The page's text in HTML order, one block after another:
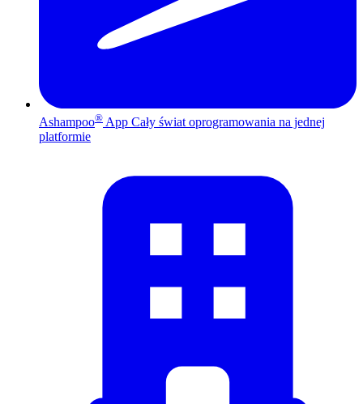
Ashampoo® App Cały świat oprogramowania na jednej
platformie